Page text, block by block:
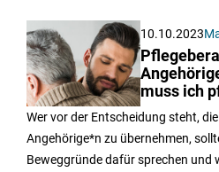
10.10.2023
muss ich
Wer vor der Entscheidung steht,
Angehörige*n zu übernehmen,
Beweggründe dafür sprechen und